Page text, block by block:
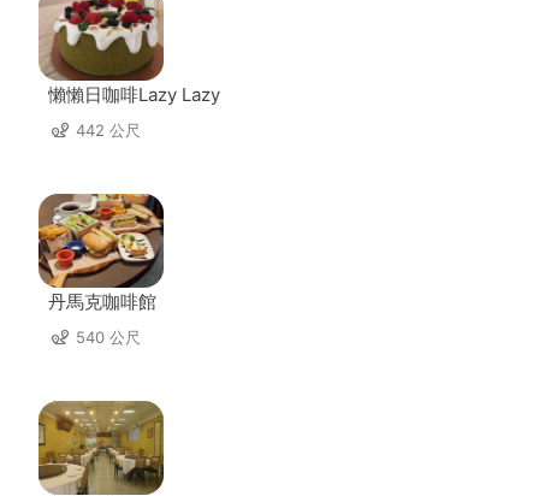
懶懶日咖啡Lazy Lazy
442 公尺
丹馬克咖啡館
540 公尺